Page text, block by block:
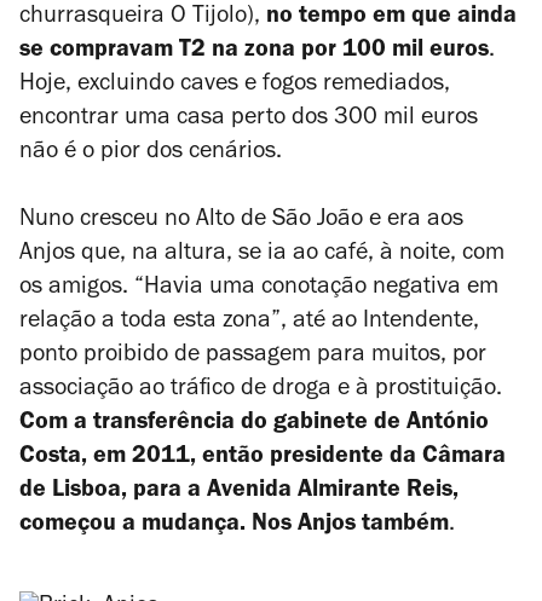
churrasqueira O Tijolo), no tempo em que ainda
se compravam T2 na zona por 100 mil euros.
Hoje, excluindo caves e fogos remediados,
encontrar uma casa perto dos 300 mil euros
não é o pior dos cenários.
Nuno cresceu no Alto de São João e era aos
Anjos que, na altura, se ia ao café, à noite, com
os amigos. “Havia uma conotação negativa em
relação a toda esta zona”, até ao Intendente,
ponto proibido de passagem para muitos, por
associação ao tráfico de droga e à prostituição.
Com a transferência do gabinete de António
Costa, em 2011, então presidente da Câmara
de Lisboa, para a Avenida Almirante Reis,
começou a mudança. Nos Anjos também.